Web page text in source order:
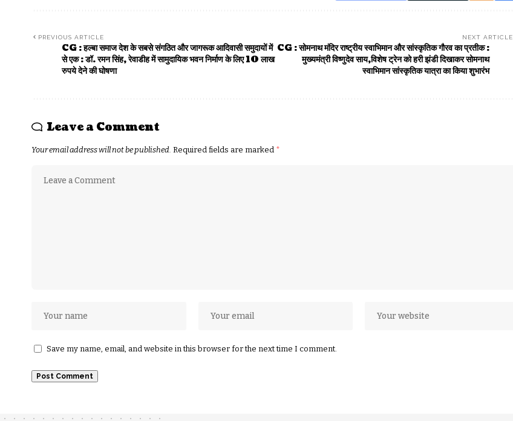
PREVIOUS ARTICLE
CG : हल्बा समाज देश के सबसे संगठित और जागरूक आदिवासी समुदायों में
से एक : डॉ. रमन सिंह, रेवाडीह में सामुदायिक भवन निर्माण के लिए 10 लाख
रुपये देने की घोषणा
NEXT ARTICLE
CG : सोमनाथ मंदिर राष्ट्रीय स्वाभिमान और सांस्कृतिक गौरव का प्रतीक :
मुख्यमंत्री विष्णुदेव साय,विशेष ट्रेन को हरी झंडी दिखाकर सोमनाथ
स्वाभिमान सांस्कृतिक यात्रा का किया शुभारंभ
Leave a Comment
Your email address will not be published. Required fields are marked *
Save my name, email, and website in this browser for the next time I comment.